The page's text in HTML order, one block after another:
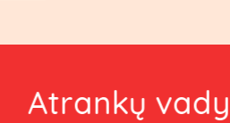
Atrankų